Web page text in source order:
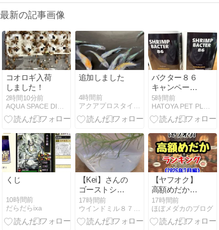
最新の記事画像
コオロギ入荷
しました！
2時間10分前
追加しました
4時間前
アクアプロスタイル ビリーバー
バクター８６
キャンペーン
実施
5時間前
くじ
10時間前
だらだらixa
【Kei】さんの
ゴーストシャ
ドーシュリン
プが入荷しま
した 2026.8.3
17時間前
【ヤフオク】
高額めだかラ
ンキング
（2026年7月
編）
17時間前
ほぼメダカのブログ